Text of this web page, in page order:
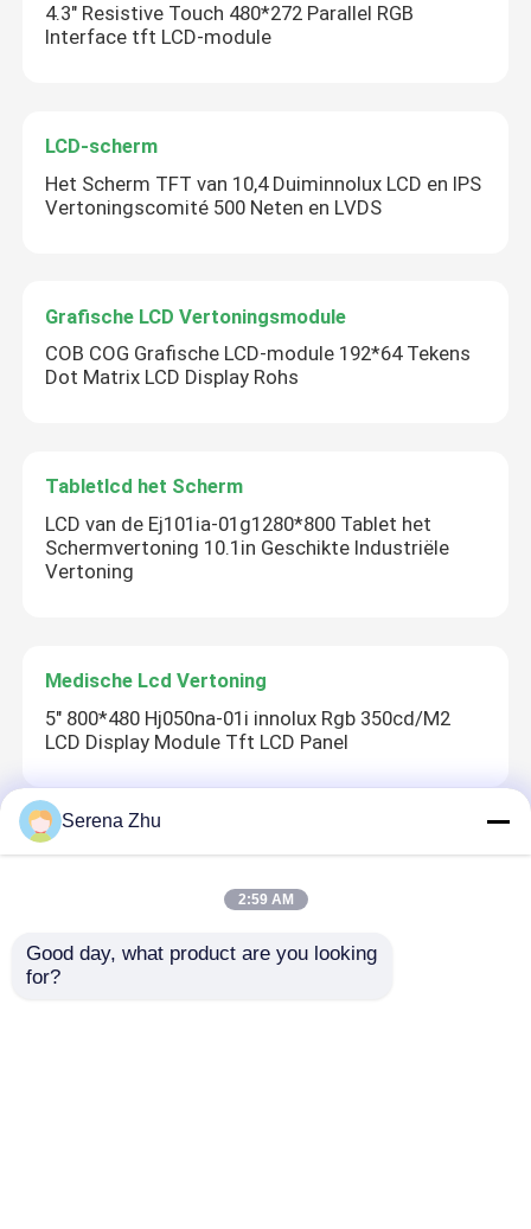
4.3" Resistive Touch 480*272 Parallel RGB
Interface tft LCD-module
LCD-scherm
Het Scherm TFT van 10,4 Duiminnolux LCD en IPS
Vertoningscomité 500 Neten en LVDS
Grafische LCD Vertoningsmodule
COB COG Grafische LCD-module 192*64 Tekens
Dot Matrix LCD Display Rohs
Tabletlcd het Scherm
LCD van de Ej101ia-01g1280*800 Tablet het
Schermvertoning 10.1in Geschikte Industriële
Vertoning
Medische Lcd Vertoning
5" 800*480 Hj050na-01i innolux Rgb 350cd/M2
LCD Display Module Tft LCD Panel
Automobiellcd Vertoning
8" Tft Lcd Display 800*600 Digitaal fotoraam
Svga Draagbare dvd-speler Lcd-scherm
Serena Zhu
2:59 AM
Good day, what product are you looking
for?